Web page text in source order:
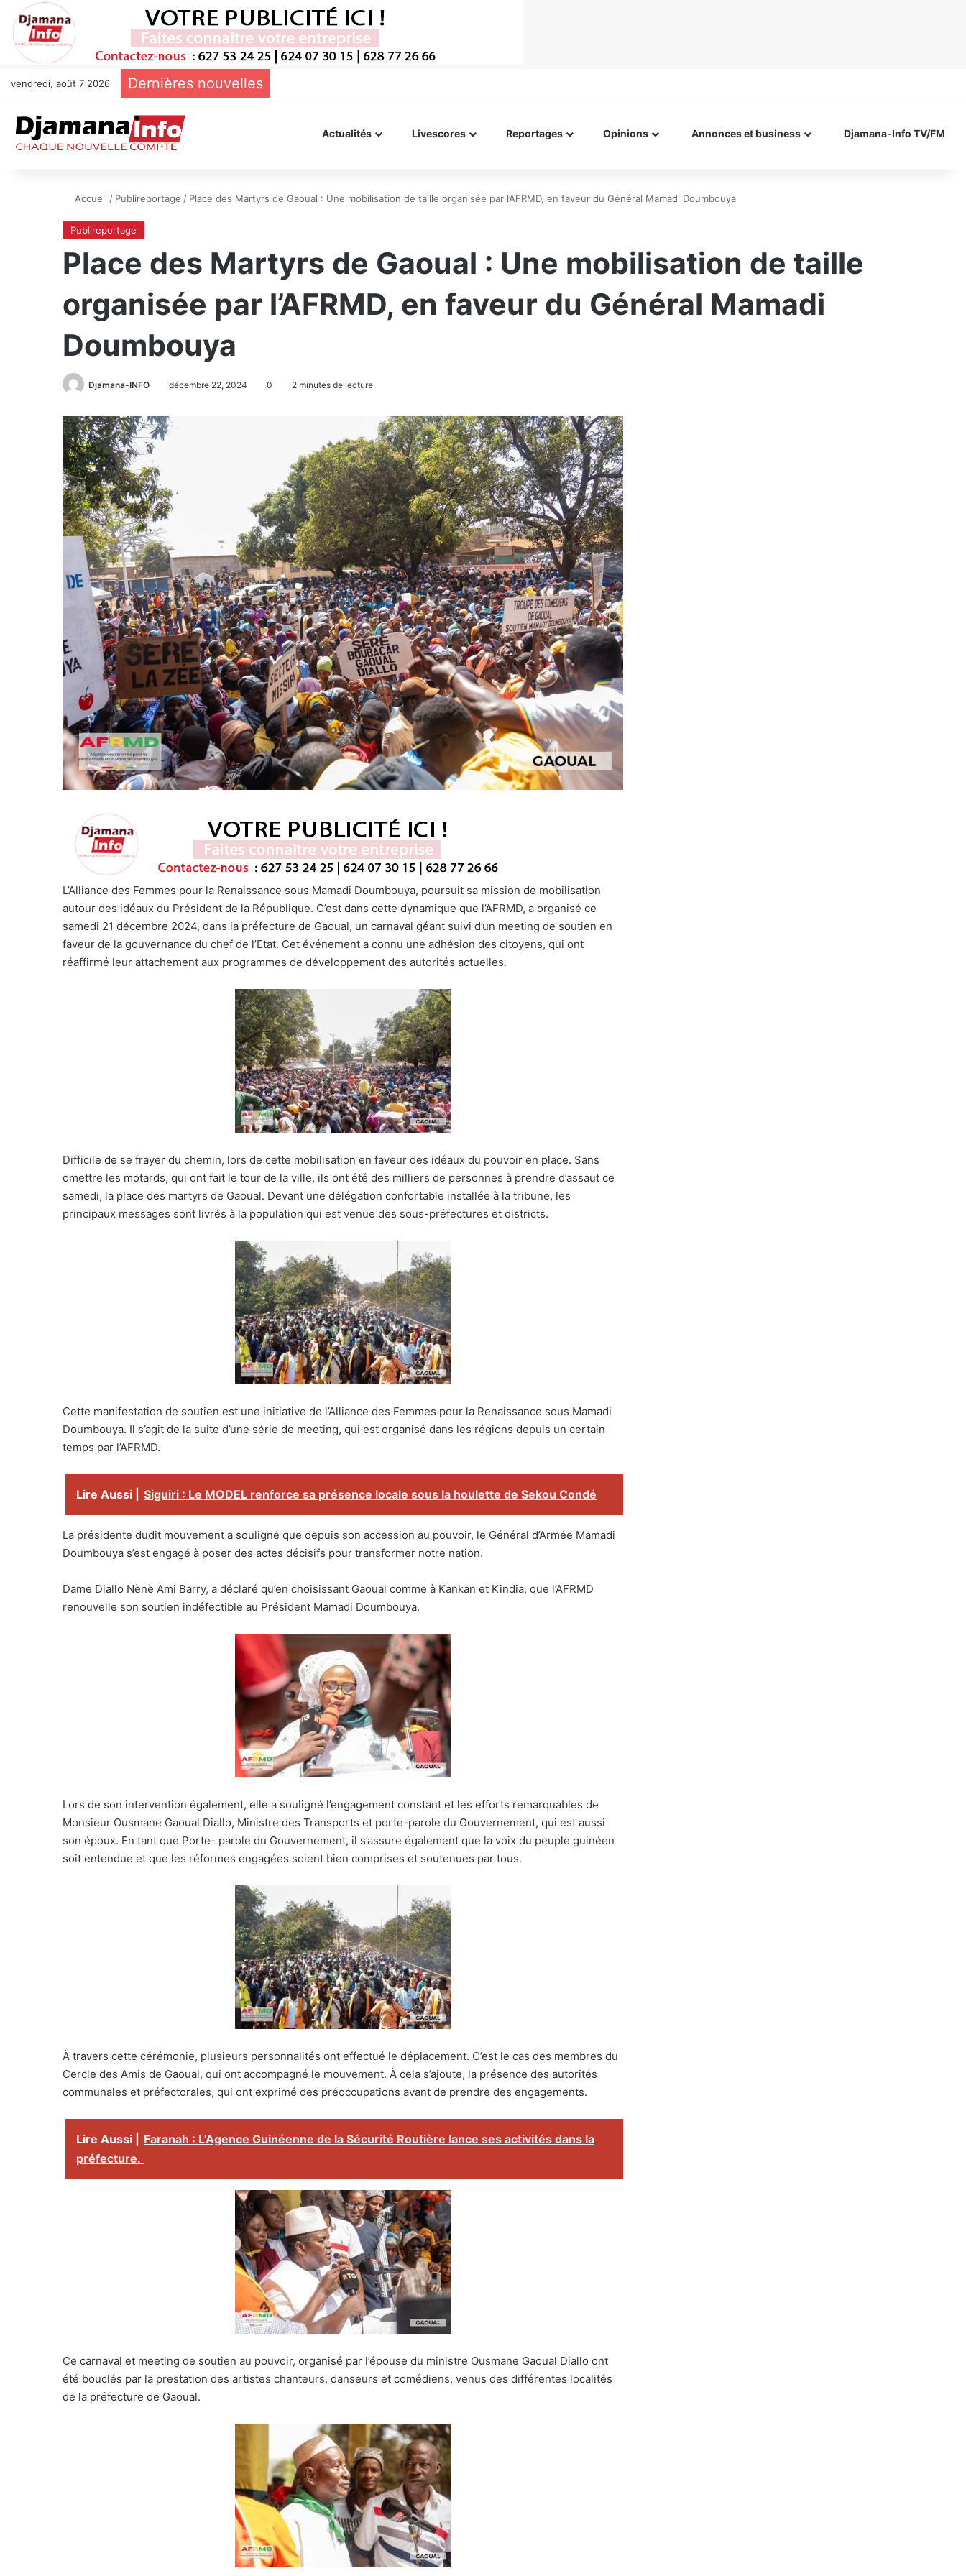
vendredi, août 7 2026 Dernières nouvelles
Actualités Livescores Reportages Opinions Annonces et business Djamana-Info TV/FM
Accueil / Publireportage / Place des Martyrs de Gaoual : Une mobilisation de taille organisée par l’AFRMD, en faveur du Général Mamadi Doumbouya
Publireportage
Place des Martyrs de Gaoual : Une mobilisation de taille
organisée par l’AFRMD, en faveur du Général Mamadi
Doumbouya
Djamana-INFO décembre 22, 2024 0 2 minutes de lecture
L’Alliance des Femmes pour la Renaissance sous Mamadi Doumbouya, poursuit sa mission de mobilisation
autour des idéaux du Président de la République. C’est dans cette dynamique que l’AFRMD, a organisé ce
samedi 21 décembre 2024, dans la préfecture de Gaoual, un carnaval géant suivi d’un meeting de soutien en
faveur de la gouvernance du chef de l’Etat. Cet événement a connu une adhésion des citoyens, qui ont
réaffirmé leur attachement aux programmes de développement des autorités actuelles.
Difficile de se frayer du chemin, lors de cette mobilisation en faveur des idéaux du pouvoir en place. Sans
omettre les motards, qui ont fait le tour de la ville, ils ont été des milliers de personnes à prendre d’assaut ce
samedi, la place des martyrs de Gaoual. Devant une délégation confortable installée à la tribune, les
principaux messages sont livrés à la population qui est venue des sous-préfectures et districts.
Cette manifestation de soutien est une initiative de l’Alliance des Femmes pour la Renaissance sous Mamadi
Doumbouya. Il s’agit de la suite d’une série de meeting, qui est organisé dans les régions depuis un certain
temps par l’AFRMD.
Lire Aussi | Siguiri : Le MODEL renforce sa présence locale sous la houlette de Sekou Condé
La présidente dudit mouvement a souligné que depuis son accession au pouvoir, le Général d’Armée Mamadi
Doumbouya s’est engagé à poser des actes décisifs pour transformer notre nation.
Dame Diallo Nènè Ami Barry, a déclaré qu’en choisissant Gaoual comme à Kankan et Kindia, que l’AFRMD
renouvelle son soutien indéfectible au Président Mamadi Doumbouya.
Lors de son intervention également, elle a souligné l’engagement constant et les efforts remarquables de
Monsieur Ousmane Gaoual Diallo, Ministre des Transports et porte-parole du Gouvernement, qui est aussi
son époux. En tant que Porte- parole du Gouvernement, il s’assure également que la voix du peuple guinéen
soit entendue et que les réformes engagées soient bien comprises et soutenues par tous.
À travers cette cérémonie, plusieurs personnalités ont effectué le déplacement. C’est le cas des membres du
Cercle des Amis de Gaoual, qui ont accompagné le mouvement. À cela s’ajoute, la présence des autorités
communales et préfectorales, qui ont exprimé des préoccupations avant de prendre des engagements.
Lire Aussi |
Faranah : L'Agence Guinéenne de la Sécurité Routière lance ses activités dans la
préfecture.
Ce carnaval et meeting de soutien au pouvoir, organisé par l’épouse du ministre Ousmane Gaoual Diallo ont
été bouclés par la prestation des artistes chanteurs, danseurs et comédiens, venus des différentes localités
de la préfecture de Gaoual.